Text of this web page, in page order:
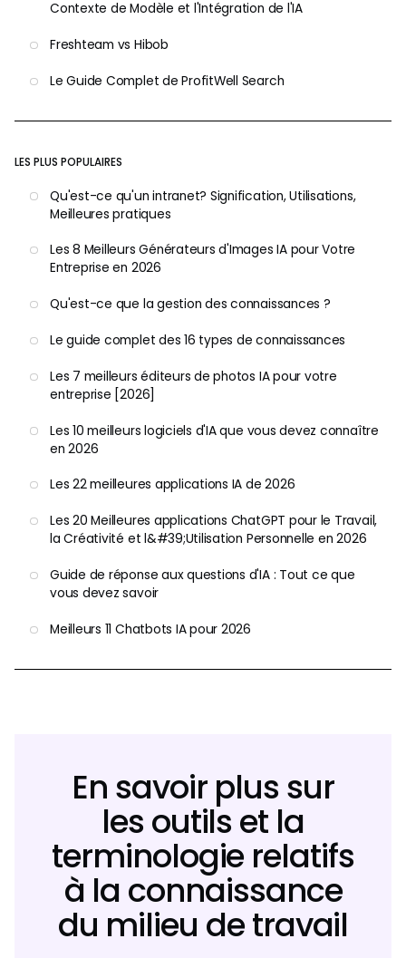
Contexte de Modèle et l'Intégration de l'IA
Freshteam vs Hibob
Le Guide Complet de ProfitWell Search
LES PLUS POPULAIRES
Qu'est-ce qu'un intranet? Signification, Utilisations,
Meilleures pratiques
Les 8 Meilleurs Générateurs d'Images IA pour Votre
Entreprise en 2026
Qu'est-ce que la gestion des connaissances ?
Le guide complet des 16 types de connaissances
Les 7 meilleurs éditeurs de photos IA pour votre
entreprise [2026]
Les 10 meilleurs logiciels d'IA que vous devez connaître
en 2026
Les 22 meilleures applications IA de 2026
Les 20 Meilleures applications ChatGPT pour le Travail,
la Créativité et l&#39;Utilisation Personnelle en 2026
Guide de réponse aux questions d'IA : Tout ce que
vous devez savoir
Meilleurs 11 Chatbots IA pour 2026
En savoir plus sur
les outils et la
terminologie relatifs
à la connaissance
du milieu de travail